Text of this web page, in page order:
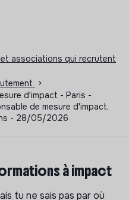
associations qui recrutent
>
d'impact - Paris -
de mesure d'impact,
- 28/05/2026
à impact
tu ne sais pas par où